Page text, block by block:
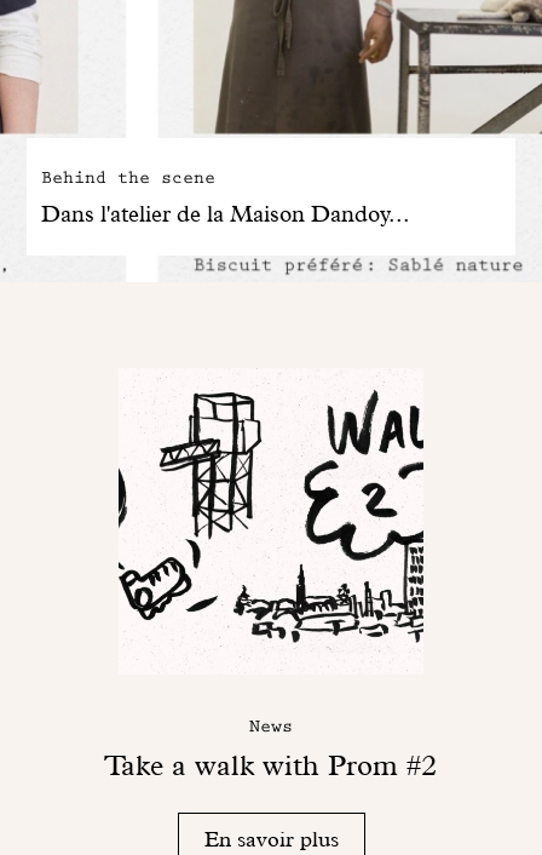
E-Shop
Behind the scene
Dans l'atelier de la Maison Dandoy...
News
Take a walk with Prom #2
En savoir plus